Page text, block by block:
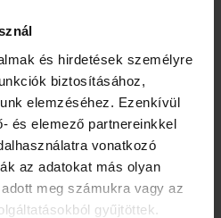
és hirdetések személyre
biztosításához,
elemzéséhez. Ezenkívül
és elemező partnereinkkel
vonatkozó
az adatokat más olyan
meg számukra vagy az
gyűjtöttek.
a sérv
jelentkező feszítő, nyilalló,
jellegű fájdalom, ami sokszor
hatására jelentkezik, és
sok esetben már a
előtt megjelenik.
hasi és hasfali fájdalom,
is előfordulhat, ahogy
görcsök is.